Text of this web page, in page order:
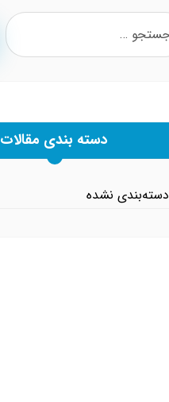
دسته بندی مقالات
دسته‌بندی نشده